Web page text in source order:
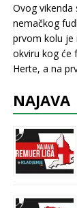
Ovog
nemačkog
prvom kolu je
okviru kog će
Herte, a na
NAJAVA